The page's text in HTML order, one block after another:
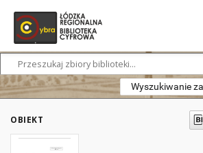
Wyszukiwanie
OBIEKT